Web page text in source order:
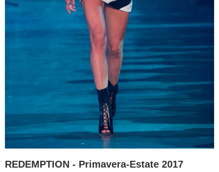
REDEMPTION - Primavera-Estate 2017